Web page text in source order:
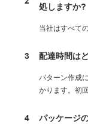
処しますか?
当社はすべて
3 配達時間は
パターン作成
かります。初
4 パッケージ